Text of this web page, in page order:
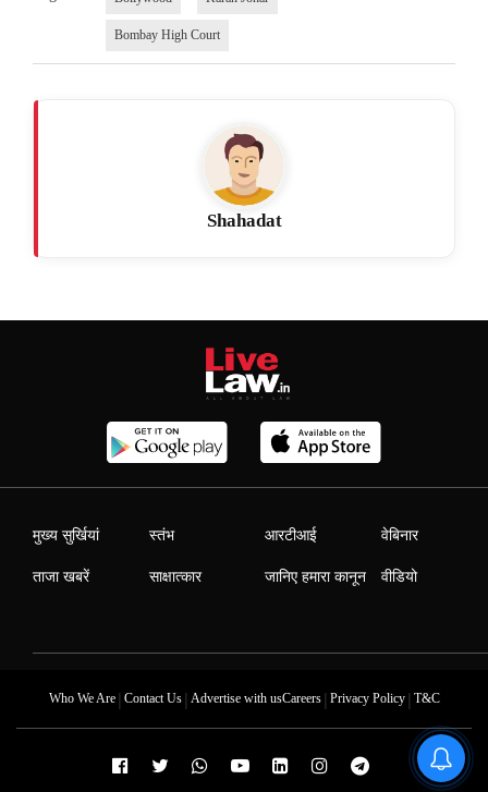
Bombay High Court
Shahadat
मुख्य सुर्खियां
ताजा खबरें
स्तंभ
साक्षात्कार
आरटीआई
जानिए हमारा कानून
वेबिनार
वीडियो
Who We Are| Contact Us| Advertise with usCareers| Privacy Policy| T&C